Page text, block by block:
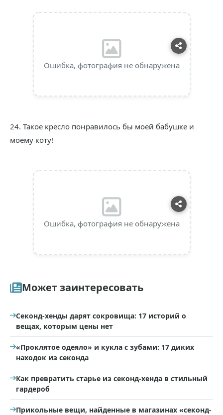
Ошибка, фотография не обнаружена
24. Такое кресло понравилось бы моей бабушке и
моему коту!
Ошибка, фотография не обнаружена
Может заинтересовать
Секонд-хенды дарят сокровища: 17 историй о
вещах, которым цены нет
«Проклятое одеяло» и кукла с зубами: 17 диких
находок из секонда
Как превратить старье из секонд-хенда в стильный
гардероб
Прикольные вещи, найденные в магазинах «секонд-